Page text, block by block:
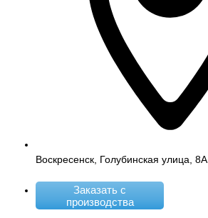
Воскресенск, Голубинская улица, 8А
Заказать с
производства